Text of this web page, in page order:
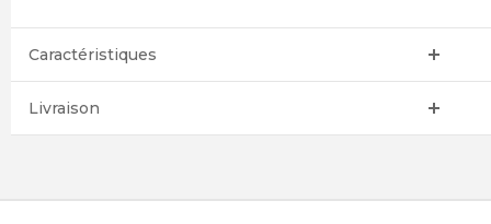
Caractéristiques
Livraison